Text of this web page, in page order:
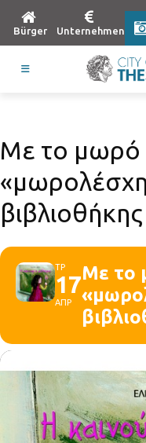
Bürger Unternehmen
Με το μωρό
ΤΡ
17
ΑΠΡ
Με το